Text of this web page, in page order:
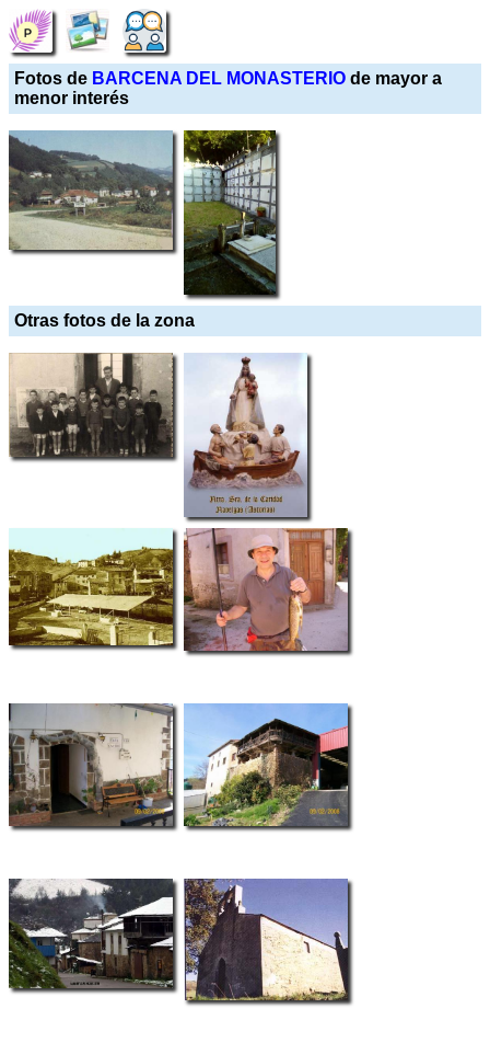
Fotos de BARCENA DEL MONASTERIO de mayor a
menor interés
Otras fotos de la zona